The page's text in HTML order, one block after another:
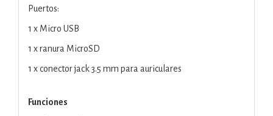
Puertos:
1 x Micro USB
1 x ranura MicroSD
1 x conector jack 3.5 mm para auriculares
Funciones